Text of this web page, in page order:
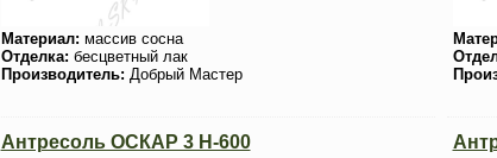
Материал: массив сосна
Отделка: бесцветный лак
Производитель: Добрый Мастер
Антресоль ОСКАР 3 H-600